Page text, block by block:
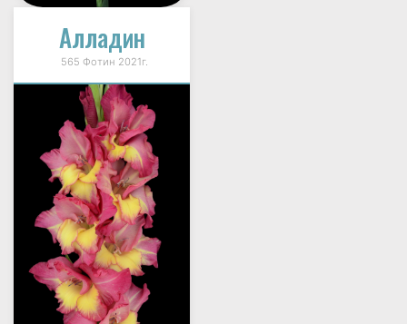
Алладин
565 Фотин 2021г.